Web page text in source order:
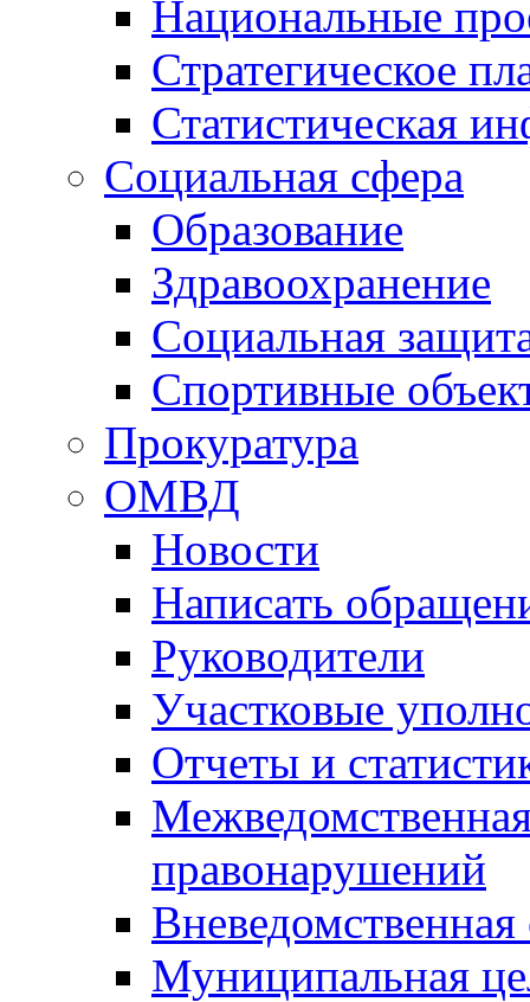
Национальные
Стратегическое
Статистическая
Социальная сфера
Образование
Здравоохранение
Социальная
Спортивные
Прокуратура
ОМВД
Новости
Написать
Руководители
Участковые
Отчеты и
правонарушений
Вневедомственная
Муниципальная